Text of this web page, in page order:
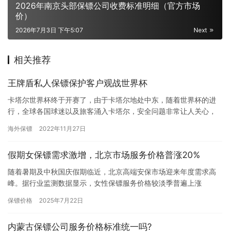
2026年南京头部保镖公司收费标准明细（官方市场
价）
Next
2026年7月3日 下午5:07
相关推荐
王牌盾私人保镖保护客户观战世界杯
卡塔尔世界杯终于开赛了，由于卡塔尔地处中东，随着世界杯的进
行，全球各国球迷以及旅客涌入卡塔尔，安全问题非常让人关心，
司。 明…
海外保镖 2022年11月27日
假期女保镖需求激增，北京市场服务价格普涨20%
随着暑期及中秋国庆假期临近，北京高端安保市场迎来年度需求高
峰。据行业监测数据显示，女性保镖服务价格较淡季普遍上涨
价…
保镖价格 2025年7月22日
内蒙古保镖公司服务价格标准统一吗?